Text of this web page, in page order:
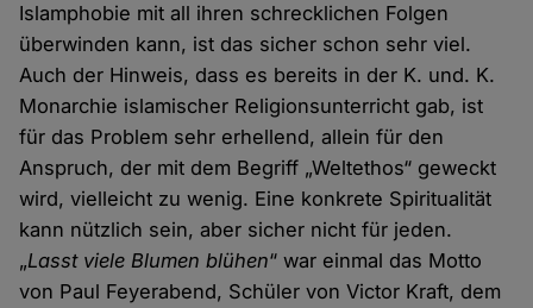
Islamphobie mit all ihren schrecklichen Folgen
überwinden kann, ist das sicher schon sehr viel.
Auch der Hinweis, dass es bereits in der K. und. K.
Monarchie islamischer Religionsunterricht gab, ist
für das Problem sehr erhellend, allein für den
Anspruch, der mit dem Begriff „Weltethos“ geweckt
wird, vielleicht zu wenig. Eine konkrete Spiritualität
kann nützlich sein, aber sicher nicht für jeden.
„Lasst viele Blumen blühen“ war einmal das Motto
von Paul Feyerabend, Schüler von Victor Kraft, dem